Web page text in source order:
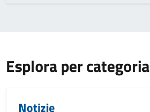
Esplora per categoria
Notizie